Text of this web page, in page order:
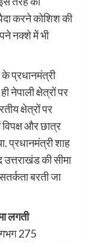
करने कोशिश की
नक्शे में भी
प्रधानमंत्री
नेपाली क्षेत्रों पर
क्षेत्रों पर
और छात्र
प्रधानमंत्री शाह
की सीमा
बरती जा
लगती
275